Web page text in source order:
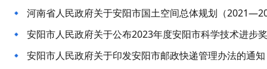
河南省人民政府关于安阳市国土空间总体规划（
安阳市人民政府关于公布2023年度安阳市科学技术进步
安阳市人民政府关于印发安阳市邮政快递管理办法的通知